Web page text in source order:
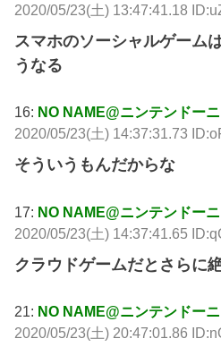
2020/05/23(土) 13:47:41.18
スマホのソーシャルゲーム
うなる
16: NO NAME@ニンテンドー
2020/05/23(土) 14:37:31.73
そういうもんだからな
17: NO NAME@ニンテンドー
2020/05/23(土) 14:37:41.65
クラウドゲームだとさらに
21: NO NAME@ニンテンドー
2020/05/23(土) 20:47:01.86